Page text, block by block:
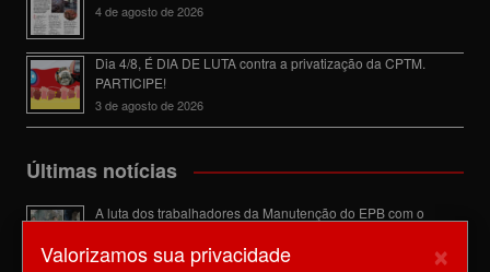
4 de agosto de 2026
Dia 4/8, É DIA DE LUTA contra a privatização da CPTM.
PARTICIPE!
3 de agosto de 2026
Últimas notícias
A luta dos trabalhadores da Manutenção do EPB com o
6 de agosto de 2026
Valorizamos sua privacidade ×